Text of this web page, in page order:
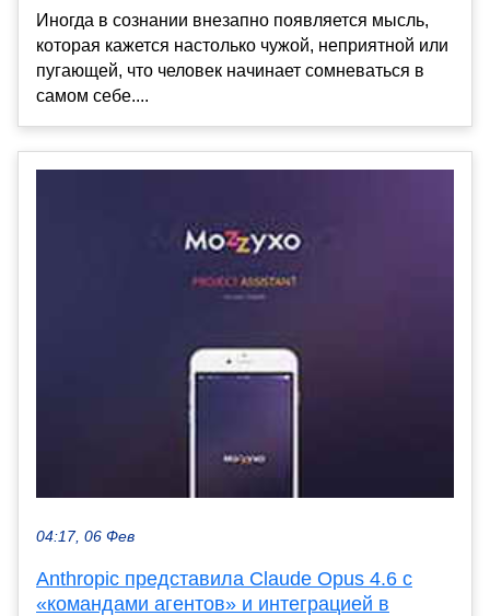
Иногда в сознании внезапно появляется мысль,
которая кажется настолько чужой, неприятной или
пугающей, что человек начинает сомневаться в
самом себе....
04:17, 06 Фев
Anthropic представила Claude Opus 4.6 с
«командами агентов» и интеграцией в